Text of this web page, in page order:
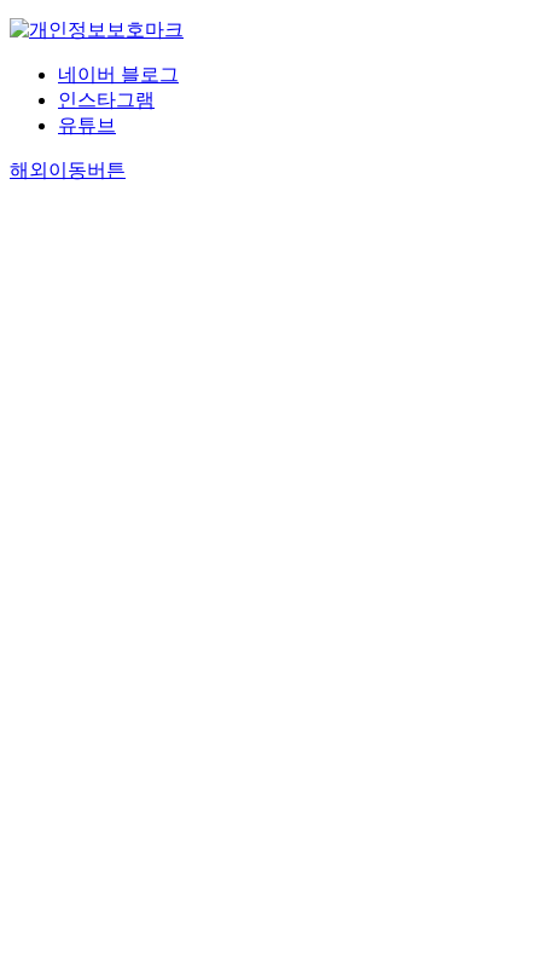
네이버 블로그
인스타그램
유튜브
해외이동버튼